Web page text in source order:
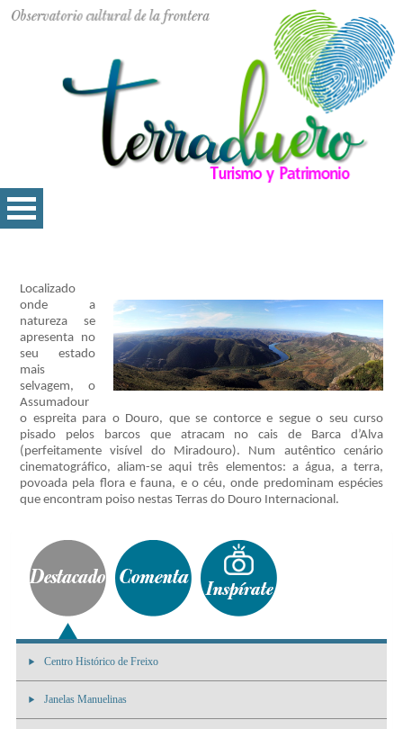
Localizado
onde a
natureza se
apresenta no
seu estado
mais
selvagem, o
Assumadour
o espreita para o Douro, que se contorce e segue o seu curso
pisado pelos barcos que atracam no cais de Barca d’Alva
(perfeitamente visível do Miradouro). Num autêntico cenário
cinematográfico, aliam-se aqui três elementos: a água, a terra,
povoada pela flora e fauna, e o céu, onde predominam espécies
que encontram poiso nestas Terras do Douro Internacional.
Centro Histórico de Freixo
Janelas Manuelinas